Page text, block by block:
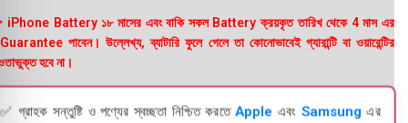
Battery ১৮ মাসের এবং বাকি সকল Battery ক্রয়কৃত তারিখ থেকে 4 মাস এর
পাবেন। উল্লেখ্য, ব্যাটারি ফুলে গেলে তা কোনোভাবেই গ্যারান্টি বা ওয়ারেন্টির
হবে না।
✅ গ্রাহক সন্তুষ্টি ও পণ্যের স্বচ্ছতা নিশ্চিত করতে Apple এবং Samsungএর